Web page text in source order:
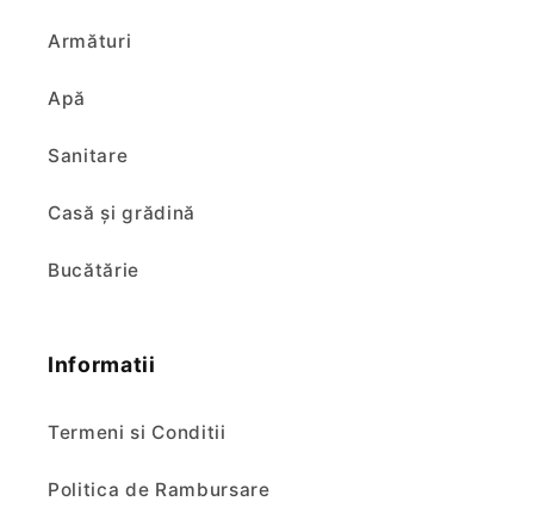
Armături
Apă
Sanitare
Casă și grădină
Bucătărie
Informatii
Termeni si Conditii
Politica de Rambursare